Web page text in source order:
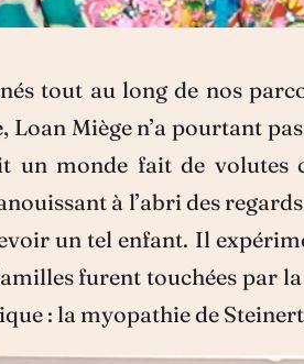
tout au long de nos
Miège n’a pourtant
un monde fait de volutes
à l’abri des
un tel enfant. Il
furent touchées par
: la myopathie de